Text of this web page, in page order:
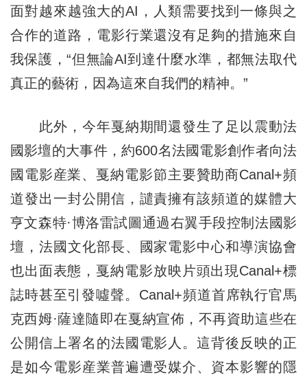
面對越來越強大的AI，人類需要找到一條與之
合作的道路，電影行業還沒有足夠的措施來自
我保護，“但無論AI到達什麼水準，都無法取代
真正的藝術，因為這來自我們的精神。”
此外，今年戛納期間還發生了足以震動法
國影壇的大事件，約600名法國電影創作者向法
國電影産業、戛納電影節主要贊助商Canal+頻
道發出一封公開信，譴責擁有該頻道的媒體大
亨文森特·博洛雷試圖通過右翼手段控制法國影
壇，法國文化部長、國家電影中心和導演協會
也出面表態，戛納電影放映片頭出現Canal+標
誌時甚至引發噓聲。Canal+頻道首席執行官馬
克西姆·薩達隨即在戛納宣佈，不再資助這些在
公開信上署名的法國電影人。這背後反映的正
是如今電影産業普遍遭受媒介、資本影響的隱